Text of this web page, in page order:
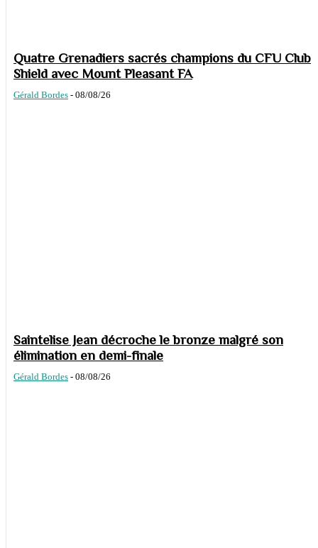
Quatre Grenadiers sacrés champions du CFU Club
Shield avec Mount Pleasant FA
Gérald Bordes - 08/08/26
Saintelise Jean décroche le bronze malgré son
élimination en demi-finale
Gérald Bordes - 08/08/26